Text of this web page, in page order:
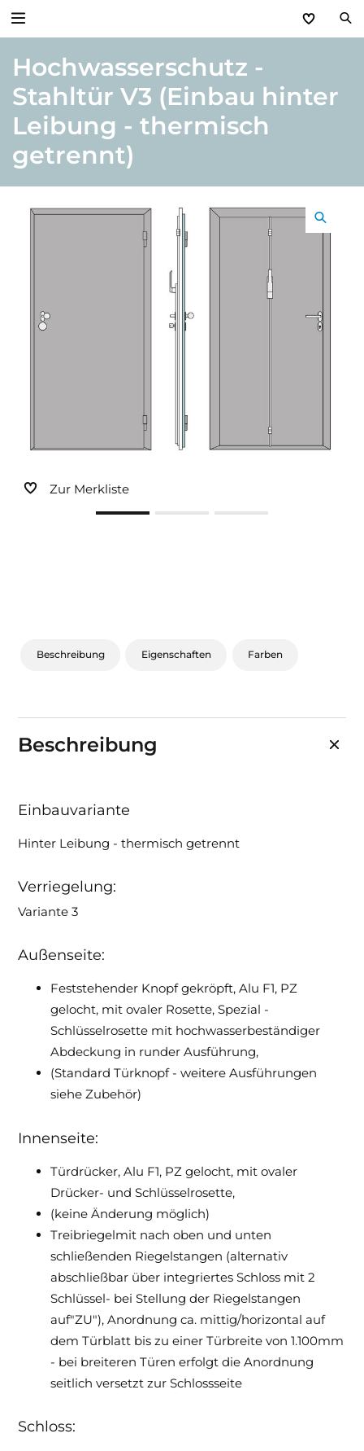
Zurück
Produkte
Basic Aktionen 2026
Türen & Zargen
Industrie, Gewerbe, Öffentliche Hand
Antriebe
Hochwasserschutz -
Stahltür V3 (Einbau hinter
Leibung - thermisch
getrennt)
Zur Merkliste
Beschreibung Eigenschaften Farben
Beschreibung
Einbauvariante
Hinter Leibung - thermisch getrennt
Verriegelung:
Variante 3
Außenseite:
Feststehender Knopf gekröpft, Alu F1, PZ
gelocht, mit ovaler Rosette, Spezial -
Schlüsselrosette mit hochwasserbeständiger
Abdeckung in runder Ausführung,
(Standard Türknopf - weitere Ausführungen
siehe Zubehör)
Innenseite:
Türdrücker, Alu F1, PZ gelocht, mit ovaler
Drücker- und Schlüsselrosette,
(keine Änderung möglich)
Treibriegelmit nach oben und unten
schließenden Riegelstangen (alternativ
abschließbar über integriertes Schloss mit 2
Schlüssel- bei Stellung der Riegelstangen
auf"ZU"), Anordnung ca. mittig/horizontal auf
dem Türblatt bis zu einer Türbreite von 1.100mm
- bei breiteren Türen erfolgt die Anordnung
seitlich versetzt zur Schlossseite
Schloss: